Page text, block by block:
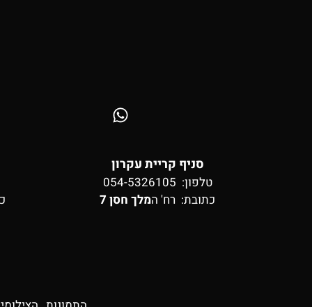
סניף קריית עקרון
טלפון: 054-5326105
כתובת: רח' המלך חסן 7